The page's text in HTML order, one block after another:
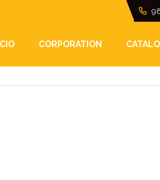
CORPORATION